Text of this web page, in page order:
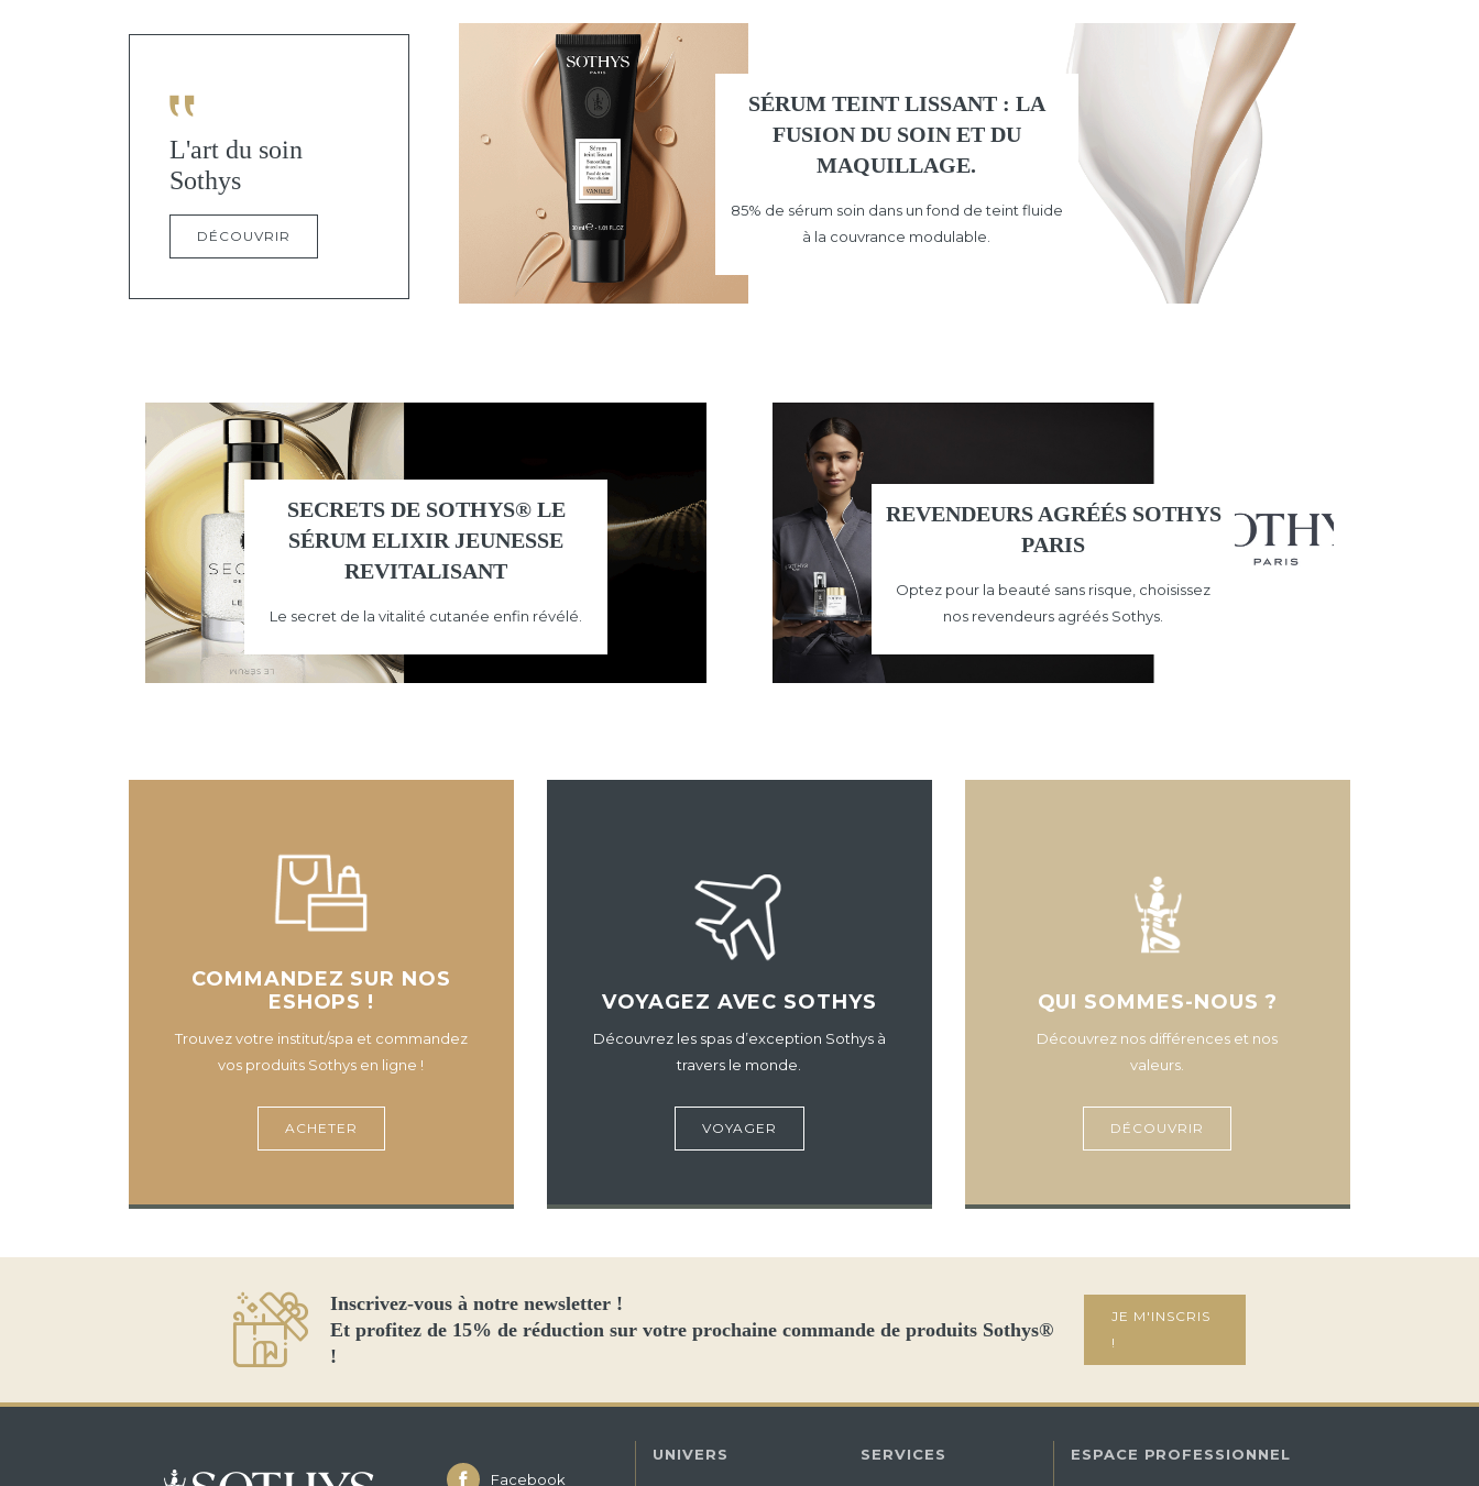
L'art du soin
Sothys
DÉCOUVRIR
SÉRUM TEINT LISSANT : LA
FUSION DU SOIN ET DU
MAQUILLAGE.
85% de sérum soin dans un fond de teint fluide
à la couvrance modulable.
SECRETS DE SOTHYS® LE
SÉRUM ELIXIR JEUNESSE
REVITALISANT
Le secret de la vitalité cutanée enfin révélé.
REVENDEURS AGRÉÉS SOTHYS
PARIS
Optez pour la beauté sans risque, choisissez
nos revendeurs agréés Sothys.
COMMANDEZ SUR NOS
ESHOPS !
Trouvez votre institut/spa et commandez
vos produits Sothys en ligne !
ACHETER
VOYAGEZ AVEC SOTHYS
Découvrez les spas d’exception Sothys à
travers le monde.
VOYAGER
QUI SOMMES-NOUS ?
Découvrez nos différences et nos
valeurs.
DÉCOUVRIR
Inscrivez-vous à notre newsletter !
Et profitez de 15% de réduction sur votre prochaine commande de produits Sothys®
!
JE M'INSCRIS
!
Facebook
UNIVERS SERVICES ESPACE PROFESSIONNEL